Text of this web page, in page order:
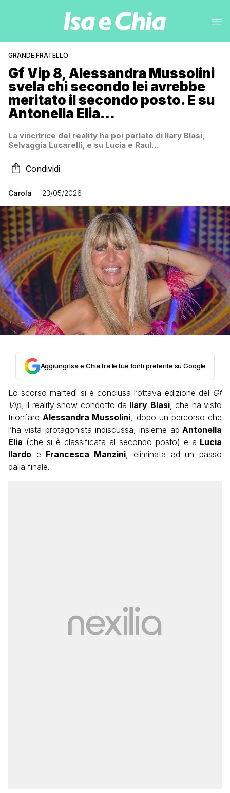
GRANDE FRATELLO
Gf Vip 8, Alessandra Mussolini
svela chi secondo lei avrebbe
meritato il secondo posto. E su
Antonella Elia…
La vincitrice del reality ha poi parlato di Ilary Blasi,
Selvaggia Lucarelli, e su Lucia e Raul…
Condividi
Carola 23/05/2026
Aggiungi Isa e Chia tra le tue fonti preferite su Google
Lo scorso martedì si è conclusa l’ottava edizione del Gf
Vip , il reality show condotto da Ilary Blasi, che ha visto
trionfare Alessandra Mussolini , dopo un percorso che
l’ha vista protagonista indiscussa, insieme ad Antonella
Elia (che si è classificata al secondo posto) e a Lucia
Ilardo e Francesca Manzini , eliminata ad un passo
dalla finale.